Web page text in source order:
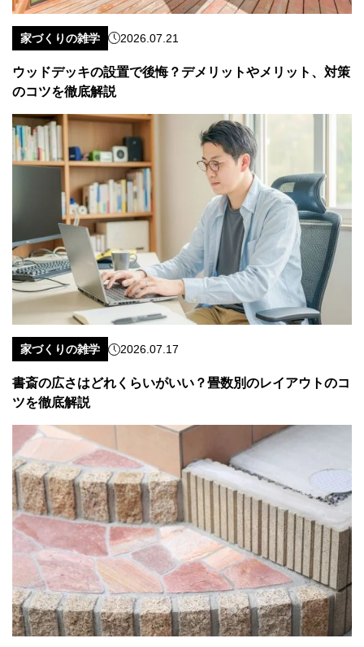
家づくりの雑学 2026.07.21
ウッドデッキの設置で後悔？デメリットやメリット、対策
のコツを徹底解説
家づくりの雑学 2026.07.17
書斎の広さはどれくらいがいい？畳数別のレイアウトのコ
ツを徹底解説